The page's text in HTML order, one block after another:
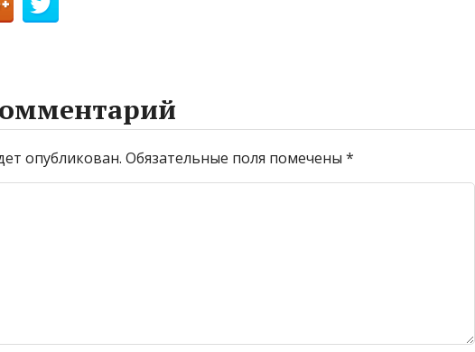
опубликован. Обязательные поля помечены *